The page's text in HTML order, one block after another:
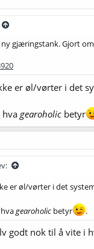
gjæringstank. Gjort
er øl/vørter i det
hvagearoholic betyr
er øl/vørter i det
gearoholic betyr .
godt nok til å vite i